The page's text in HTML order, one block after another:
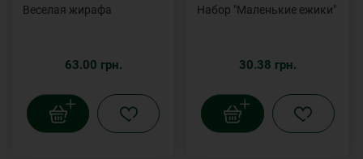
Веселая жирафа
63.00 грн.
Набор "Маленькие ежики"
30.38 грн.